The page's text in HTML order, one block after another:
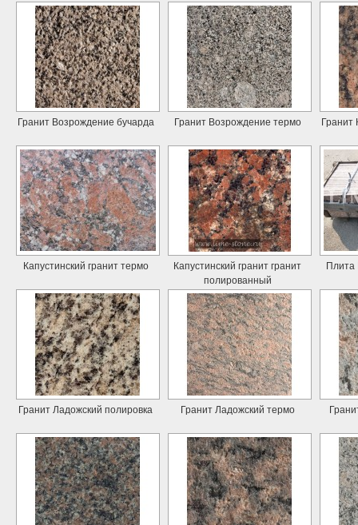
Гранит Возрождение бучарда Гранит Возрождение термо Гранит
Капустинский гранит термо
Капустинский гранит гранит
полированный
Плита
Гранит Ладожский полировка Гранит Ладожский термо